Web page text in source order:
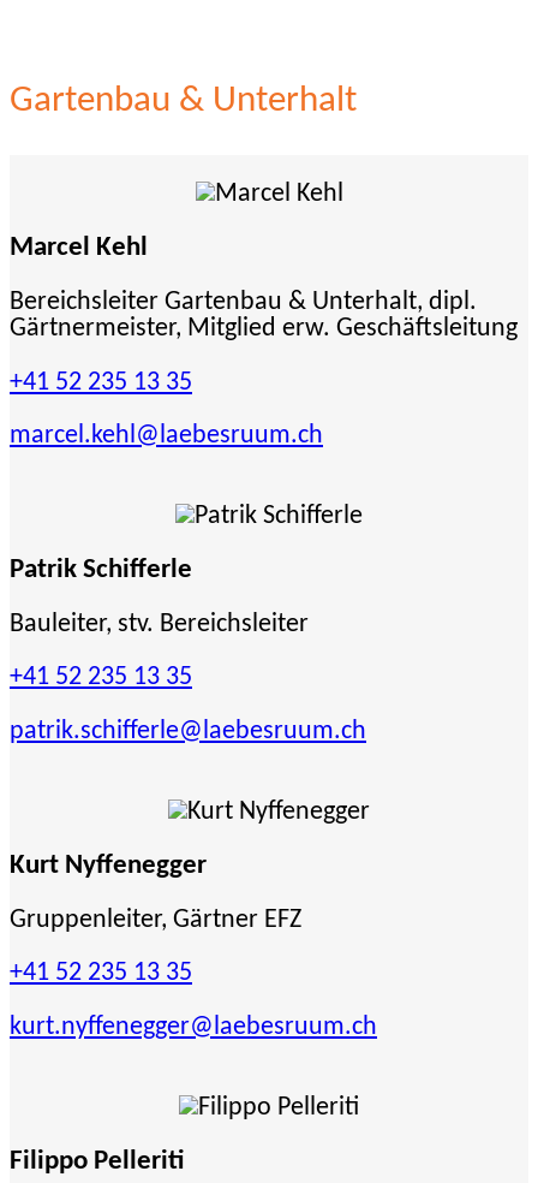
Gartenbau & Unterhalt
Marcel Kehl
Bereichsleiter Gartenbau & Unterhalt, dipl.
Gärtnermeister, Mitglied erw. Geschäftsleitung
+41 52 235 13 35
marcel.kehl@laebesruum.ch
Patrik Schifferle
Bauleiter, stv. Bereichsleiter
+41 52 235 13 35
patrik.schifferle@laebesruum.ch
Kurt Nyffenegger
Gruppenleiter, Gärtner EFZ
+41 52 235 13 35
kurt.nyffenegger@laebesruum.ch
Filippo Pelleriti